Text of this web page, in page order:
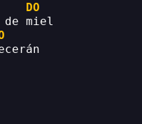
DO
miel